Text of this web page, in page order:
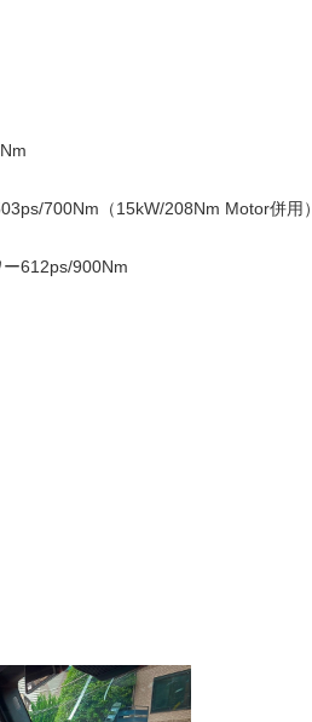
700Nm（15kW/208Nm Motor併用）
612ps/900Nm